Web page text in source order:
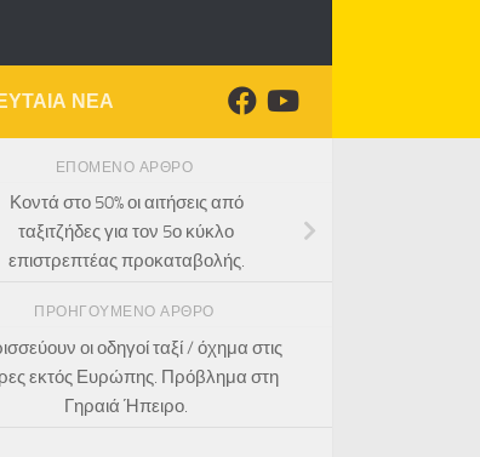
ΝΕΑ
ΕΠΌΜΕΝΟ ΆΡΘΡΟ
Κοντά στο 50% οι αιτήσεις από
ταξιτζήδες για τον 5ο κύκλο
επιστρεπτέας προκαταβολής.
ΠΡΟΗΓΟΎΜΕΝΟ ΆΡΘΡΟ
οι οδηγοί ταξί / όχημα στις
εκτός Ευρώπης. Πρόβλημα στη
Γηραιά Ήπειρο.